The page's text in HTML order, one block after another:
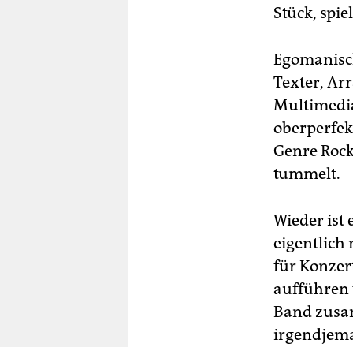
Stück,
Texter,
Genre
tummelt.
Wieder ist
eigentlich
für
aufführen
Band